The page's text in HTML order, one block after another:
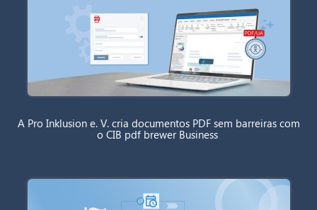
A Pro Inklusion e. V. cria documentos PDF sem barreiras com
o CIB pdf brewer Business